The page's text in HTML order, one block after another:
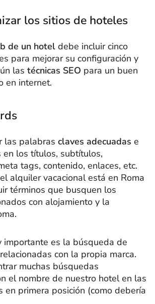
los sitios de hoteles
de un hotel debe incluir cinco
para mejorar su configuración y
las técnicas SEO para un buen
en internet.
las palabras claves adecuadas e
en los títulos, subtítulos,
tags, contenido, enlaces, etc.
alquiler vacacional está en Roma
términos que busquen los
con alojamiento y la
importante es la búsqueda de
con la propia marca.
muchas búsquedas
el nombre de nuestro hotel en las
en primera posición (como debería